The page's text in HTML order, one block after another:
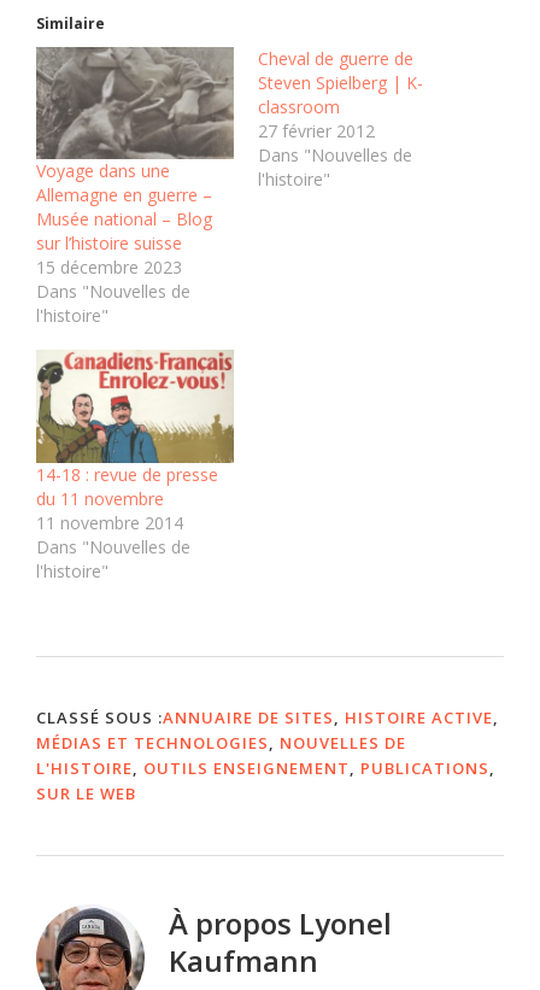
Similaire
Voyage dans une
Allemagne en guerre –
Musée national – Blog
sur l’histoire suisse
15 décembre 2023
Dans "Nouvelles de
l'histoire"
Cheval de guerre de
Steven Spielberg | K-
classroom
27 février 2012
Dans "Nouvelles de
l'histoire"
14-18 : revue de presse
du 11 novembre
11 novembre 2014
Dans "Nouvelles de
l'histoire"
CLASSÉ SOUS :ANNUAIRE DE SITES, HISTOIRE ACTIVE,
MÉDIAS ET TECHNOLOGIES, NOUVELLES DE
L'HISTOIRE, OUTILS ENSEIGNEMENT, PUBLICATIONS,
SUR LE WEB
À propos Lyonel
Kaufmann